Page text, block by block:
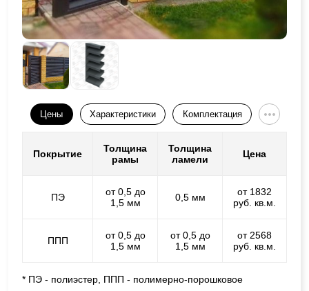
Цены Характеристики Комплектация
Покрытие
Толщина
рамы
Толщина
ламели
Цена
ПЭ
от 0,5 до
1,5 мм
0,5 мм
от 1832
руб. кв.м.
ППП
от 0,5 до
1,5 мм
от 0,5 до
1,5 мм
от 2568
руб. кв.м.
* ПЭ - полиэстер, ППП - полимерно-порошковое